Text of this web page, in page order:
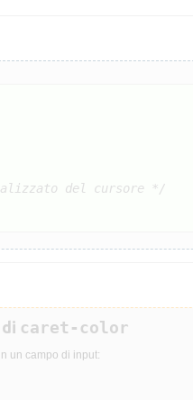
del cursore */
caret-color
un campo di input: